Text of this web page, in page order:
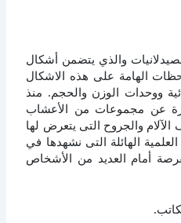
والذي يتضمن أشكال
الهامة على هذه الاشكال
ووحدات الوزن والحجم. منذ
عن مجموعات من الأعشاب
والجروح التى يتعرض لها
الهائلة التى نشهدها في
أمام العديد من الأشخاص